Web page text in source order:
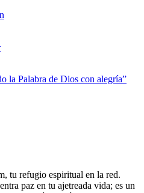
la Palabra de Dios con alegría”
tu refugio espiritual en la red.
paz en tu ajetreada vida; es un